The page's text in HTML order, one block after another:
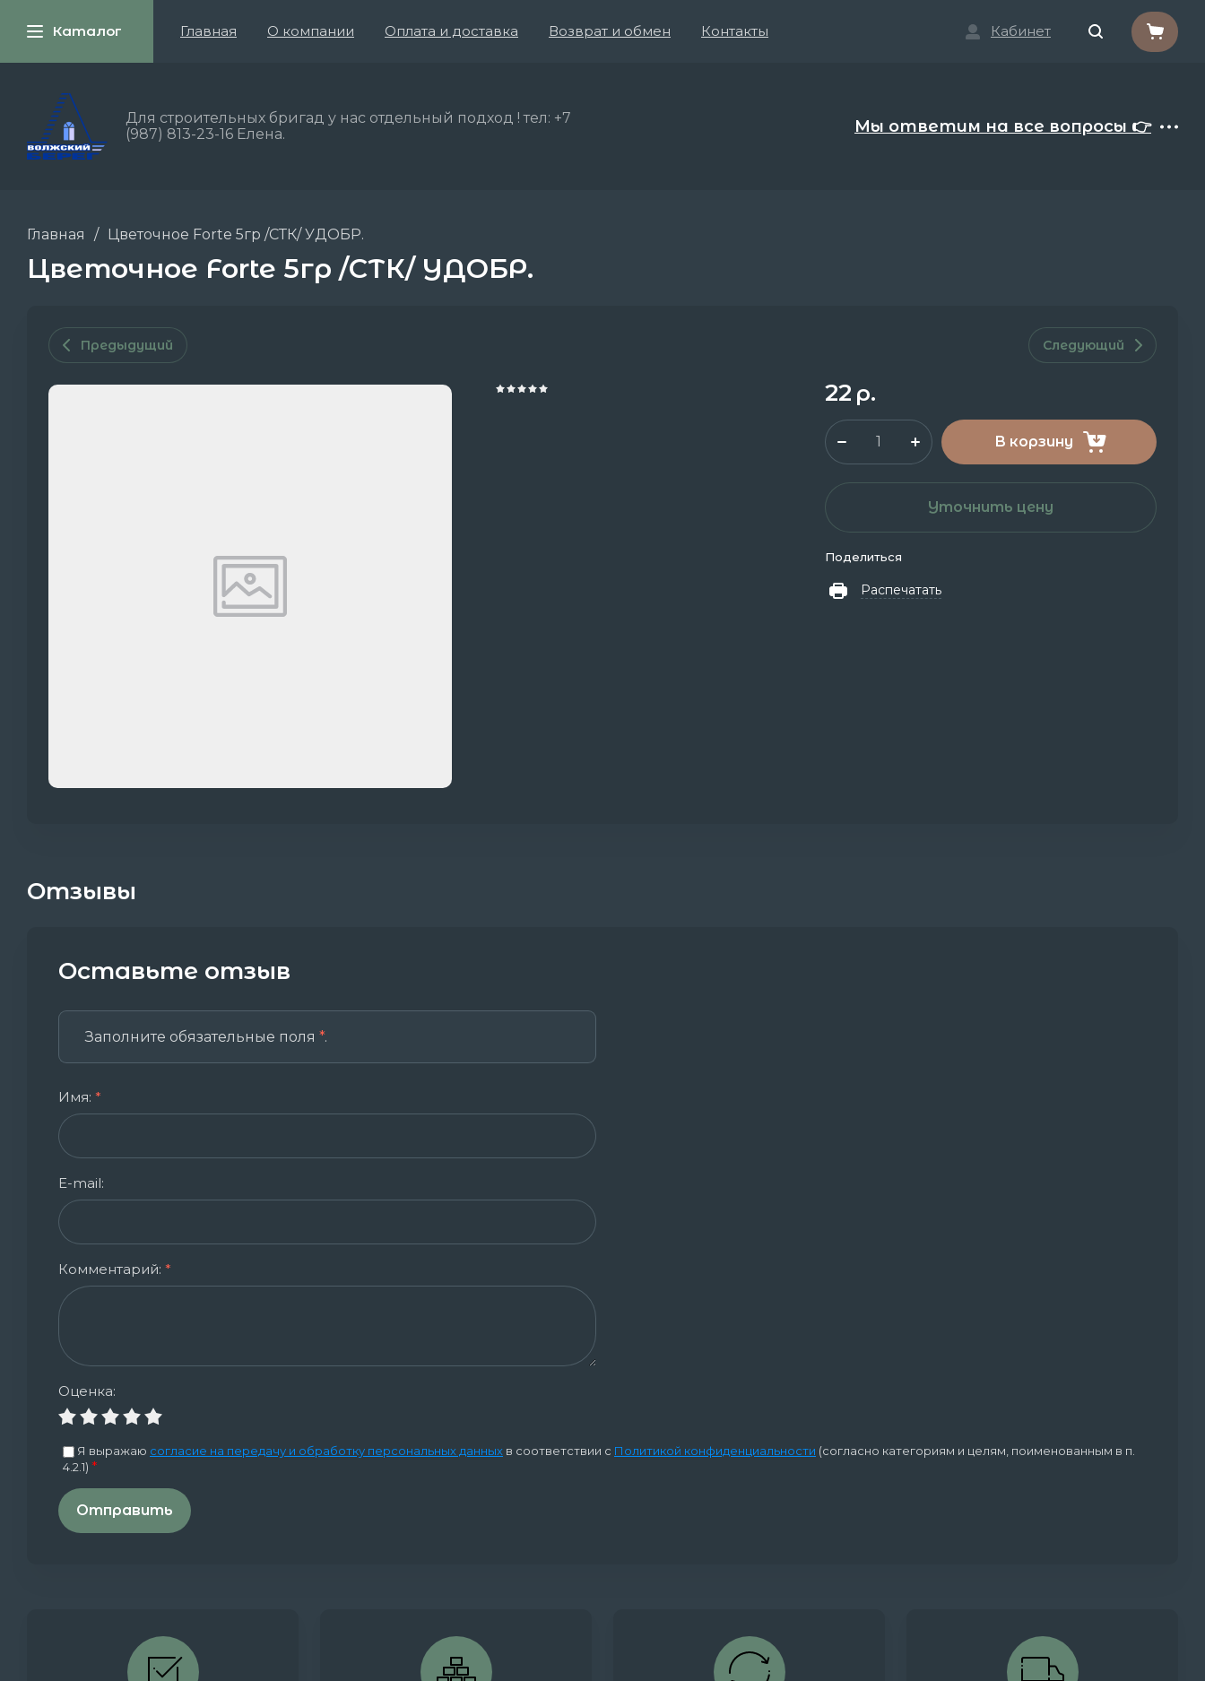
Каталог Главная О компании Оплата и доставка Возврат и обмен Контакты Кабинет
Для строительных бригад у нас отдельный подход ! тел: +7
(987) 813-23-16 Елена.
Мы ответим на все вопросы 👉
Главная / Цветочное Forte 5гр /СТК/ УДОБР.
Цветочное Forte 5гр /СТК/ УДОБР.
Предыдущий Следующий
22 р.
В корзину
Уточнить цену
Поделиться
Распечатать
Отзывы
Оставьте отзыв
Заполните обязательные поля *.
Имя: *
E-mail:
Комментарий: *
Оценка:
Я выражаю согласие на передачу и обработку персональных данных в соответствии с Политикой конфиденциальности (согласно категориям и целям, поименованным в п.
4.2.1) *
Отправить